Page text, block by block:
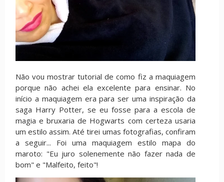
Não vou mostrar tutorial de como fiz a maquiagem
porque não achei ela excelente para ensinar. No
início a maquiagem era para ser uma inspiração da
saga Harry Potter, se eu fosse para a escola de
magia e bruxaria de Hogwarts com certeza usaria
um estilo assim. Até tirei umas fotografias, confiram
a seguir... Foi uma maquiagem estilo mapa do
maroto: "Eu juro solenemente não fazer nada de
bom" e "Malfeito, feito"!